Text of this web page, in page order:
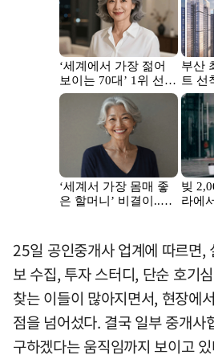
25일 공인중개사 업계에 따르면,
보 수집, 투자 스터디, 단순 호기
찾는 이들이 많아지면서, 현장에
점을 넘어섰다. 결국 일부 중개사
구하겠다는 움직임까지 보이고